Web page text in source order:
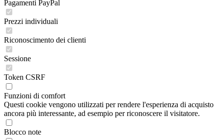
Pagamenti PayPal
Prezzi individuali
Riconoscimento dei clienti
Sessione
Token CSRF
Funzioni di comfort
Questi cookie vengono utilizzati per rendere l'esperienza di acquisto
ancora più interessante, ad esempio per riconoscere il visitatore.
Blocco note